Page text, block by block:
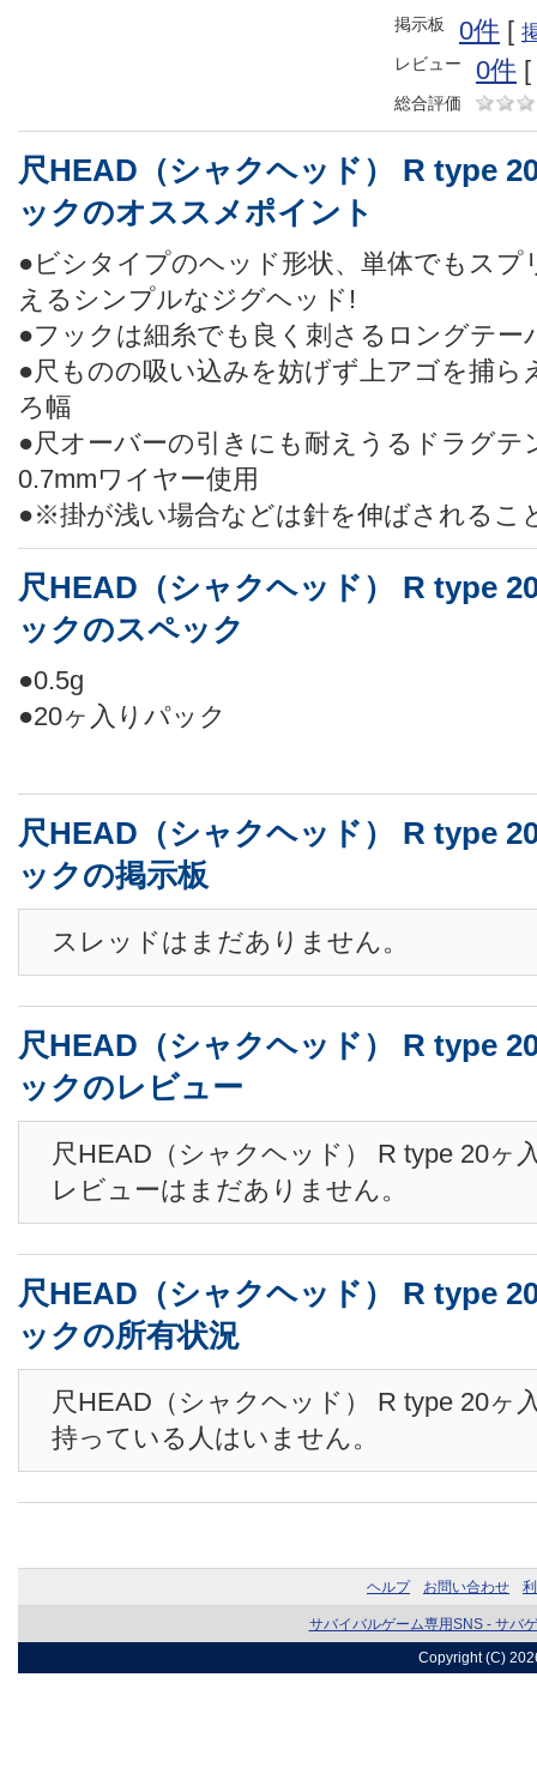
掲示板 0件 [
レビュー 0件 [
総合評価
尺HEAD（シャクヘッド） R type
ックのオススメポイント
●ビシタイプのヘッド形状、単体でもスプ
えるシンプルなジグヘッド!
●フックは細糸でも良く刺さるロングテー
●尺ものの吸い込みを妨げず上アゴを捕ら
ろ幅
●尺オーバーの引きにも耐えうるドラグテ
0.7mmワイヤー使用
●※掛が浅い場合などは針を伸ばされるこ
尺HEAD（シャクヘッド） R type
ックのスペック
●0.5g
●20ヶ入りパック
尺HEAD（シャクヘッド） R type
ックの掲示板
スレッドはまだありません。
尺HEAD（シャクヘッド） R type
ックのレビュー
尺HEAD（シャクヘッド） R type 20ヶ
レビューはまだありません。
尺HEAD（シャクヘッド） R type
ックの所有状況
尺HEAD（シャクヘッド） R type 20ヶ
持っている人はいません。
ヘルプ お問い合わせ
サバイバルゲーム専用SNS - サバ
Copyright (C)